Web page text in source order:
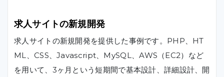
求人サイトの新規開発
求人サイトの新規開発を提供した事例です。PHP、HT
ML、CSS、Javascript、MySQL、AWS（EC2）など
を用いて、3ヶ月という短期間で基本設計、詳細設計、開